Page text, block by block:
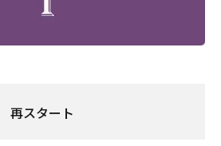
再スタート